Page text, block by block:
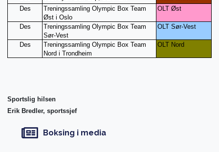
Des
Treningssamling Olympic Box Team
Øst i Oslo
OLT Øst
Des
Treningssamling Olympic Box Team
Sør-Vest
OLT Sør-Vest
Des
Treningssamling Olympic Box Team
Nord i Trondheim
OLT Nord
Sportslig hilsen
Erik Bredler, sportssjef
Boksing i media